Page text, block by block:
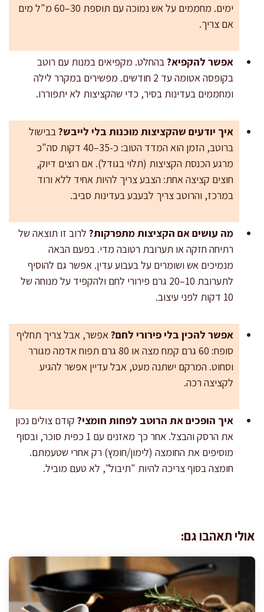
ימים. מחממים על אש נמוכה עם תוספת 30–60 מ"ל מים
אם צריך.
אפשר להקפיא?בהחלט. מקפיאים במנות עם רוטב
בקופסה אטומה עד 2 חודשים. מפשירים במקרר לילה
ומחממים בעדינות בסיר, כדי שהקציצות לא יתפוררו.
איך יודעים שהקציצות מוכנות בלי לייבש?בבישול
ברוטב, הזמן הוא המדד הטוב: כ-35–40 דקות סה"כ
מרגע הכנסת הקציצות (תלוי בגודל). אם רוצים דיוק,
חוצים קציצה אחת: הצבע צריך להיות אחיד ללא ורוד
במרכז, והרוטב צריך לבעבע בעדינות סביב.
מה עושים אם הקציצות מתפרקות? לרוב זו תוצאה של
רתיחה חזקה או תערובת רטובה מדי. בפעם הבאה
מנמיכים אש ושומרים על בעבוע עדין. אפשר גם להוסיף
לתערובת 10–20 גרם פירורי לחם ולהקפיד על מנוחה של
10 דקות לפני עיצוב.
אפשר להכין בלי פירורי לחם?אפשר, אבל צריך תחליף
סופח: 60 גרם קמח מצה או 80 גרם תפוח אדמה מגורר
וסחוט. המרקם ישתנה מעט, אבל עדיין אפשר להגיע
לקציצה רכה.
איך הופכים את הרוטב לפחות חומצי? קודם צולים נכון
את הרסק והבצל. אחר כך מאזנים עם 1 כפית סוכר, ובסוף
מוסיפים את החומצה (לימון/חומץ) רק אחרי שטעמתם.
חומצה בסוף צריכה להיות "תיבול", לא טעם מוביל.
אולי תאהבו גם: